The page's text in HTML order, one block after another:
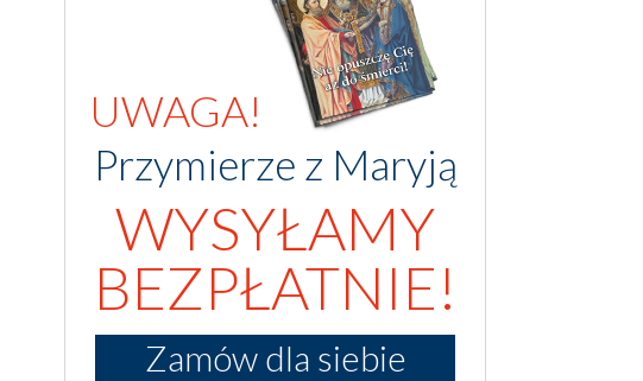
UWAGA!
Przymierze z Maryją
WYSYŁAMY
BEZPŁATNIE!
Zamów dla siebie